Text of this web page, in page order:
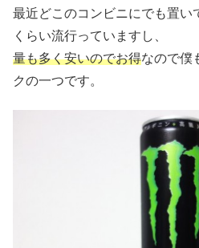
最近どこのコンビニにでも置い
くらい流行っていますし、
量も多く安いのでお得なので僕
クの一つです。